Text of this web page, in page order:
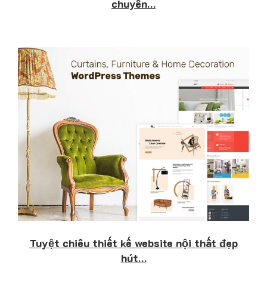
chuyên…
Tuyệt chiêu thiết kế website nội thất đẹp
hút…